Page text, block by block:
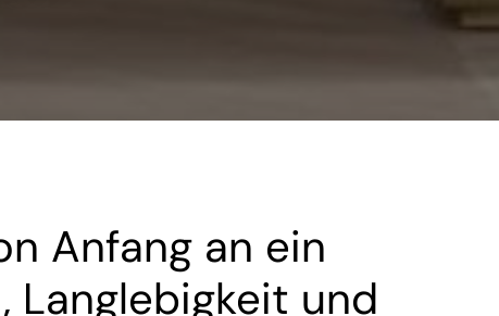
Anfang an ein
Langlebigkeit und